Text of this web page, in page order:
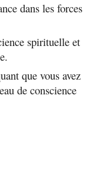
dans les forces
spirituelle et
que vous avez
de conscience